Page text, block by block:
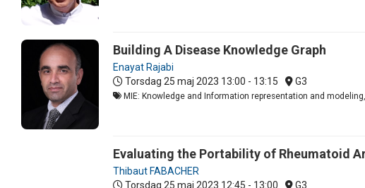
Building A Disease Knowledge Graph
Enayat Rajabi
Torsdag 25 maj 2023 13:00 - 13:15 G3
MIE: Knowledge and Information representation and
Evaluating the Portability of Rheumatoid
Thibaut FABACHER
Torsdag 25 maj 2023 12:45 - 13:00 G3